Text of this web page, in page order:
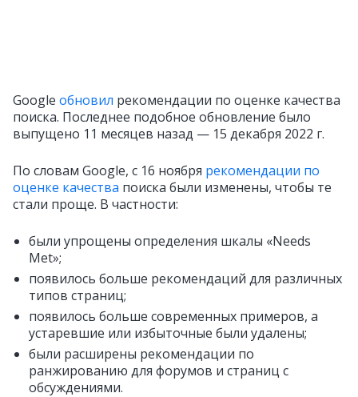
Google обновил рекомендации по оценке качества
поиска. Последнее подобное обновление было
выпущено 11 месяцев назад — 15 декабря 2022 г.
По словам Google, с 16 ноября рекомендации по
оценке качества поиска были изменены, чтобы те
стали проще. В частности:
были упрощены определения шкалы «Needs
Met»;
появилось больше рекомендаций для различных
типов страниц;
появилось больше современных примеров, а
устаревшие или избыточные были удалены;
были расширены рекомендации по
ранжированию для форумов и страниц с
обсуждениями.